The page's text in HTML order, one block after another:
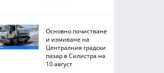
Основно почистване
и измиване на
Централния градски
пазар в Силистра на
10 август